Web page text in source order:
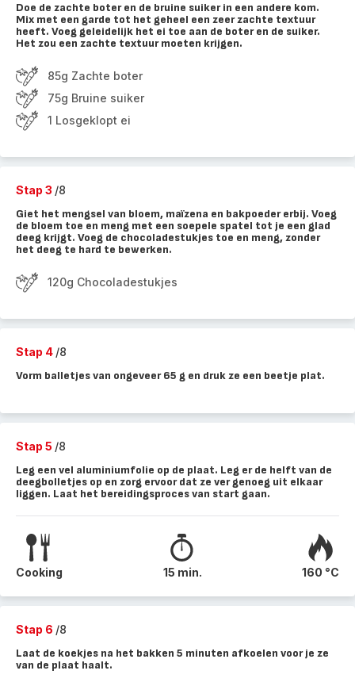
Doe de zachte boter en de bruine suiker in een andere kom.
Mix met een garde tot het geheel een zeer zachte textuur
heeft. Voeg geleidelijk het ei toe aan de boter en de suiker.
Het zou een zachte textuur moeten krijgen.
85g Zachte boter
75g Bruine suiker
1 Losgeklopt ei
Stap 3 /8
Giet het mengsel van bloem, maïzena en bakpoeder erbij. Voeg
de bloem toe en meng met een soepele spatel tot je een glad
deeg krijgt. Voeg de chocoladestukjes toe en meng, zonder
het deeg te hard te bewerken.
120g Chocoladestukjes
Stap 4 /8
Vorm balletjes van ongeveer 65 g en druk ze een beetje plat.
Stap 5 /8
Leg een vel aluminiumfolie op de plaat. Leg er de helft van de
deegbolletjes op en zorg ervoor dat ze ver genoeg uit elkaar
liggen. Laat het bereidingsproces van start gaan.
Cooking 15 min. 160 °C
Stap 6 /8
Laat de koekjes na het bakken 5 minuten afkoelen voor je ze
van de plaat haalt.